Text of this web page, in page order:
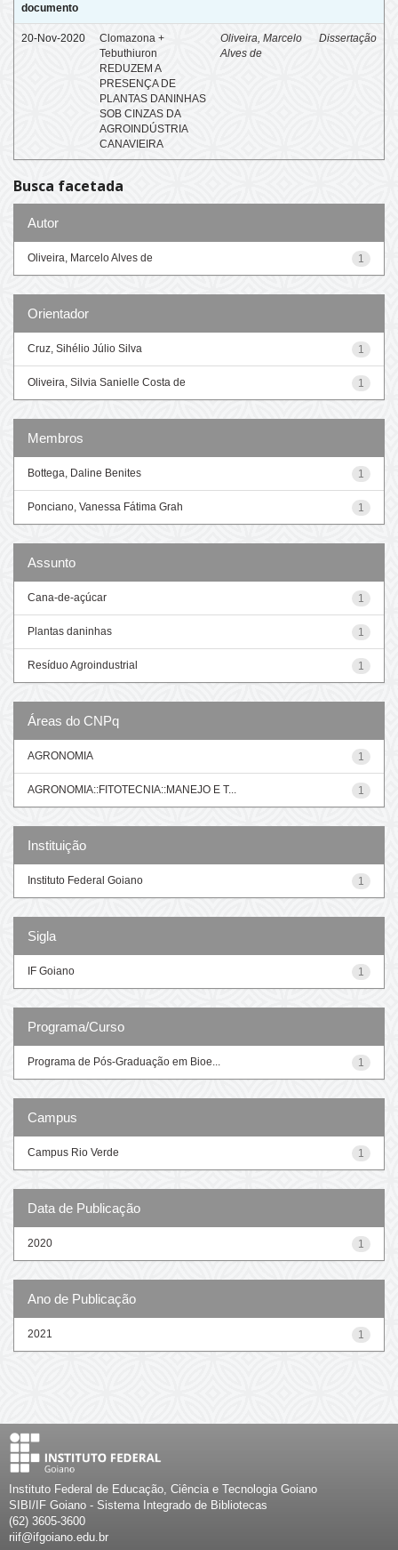
documento
20-Nov-2020
Clomazona +
Tebuthiuron
REDUZEM A
PRESENÇA DE
PLANTAS DANINHAS
SOB CINZAS DA
AGROINDÚSTRIA
CANAVIEIRA
Oliveira, Marcelo
Alves de
Dissertação
Busca facetada
Autor
1
Oliveira, Marcelo Alves de
Orientador
1
Cruz, Sihélio Júlio Silva
1
Oliveira, Silvia Sanielle Costa de
Membros
1
Bottega, Daline Benites
1
Ponciano, Vanessa Fátima Grah
Assunto
1
Cana-de-açúcar
1
Plantas daninhas
1
Resíduo Agroindustrial
Áreas do CNPq
1
AGRONOMIA
1
AGRONOMIA::FITOTECNIA::MANEJO E T...
Instituição
1
Instituto Federal Goiano
Sigla
1
IF Goiano
Programa/Curso
1
Programa de Pós-Graduação em Bioe...
Campus
1
Campus Rio Verde
Data de Publicação
1
2020
Ano de Publicação
1
2021
Instituto Federal de Educação, Ciência e Tecnologia Goiano
SIBI/IF Goiano - Sistema Integrado de Bibliotecas
(62) 3605-3600
riif@ifgoiano.edu.br